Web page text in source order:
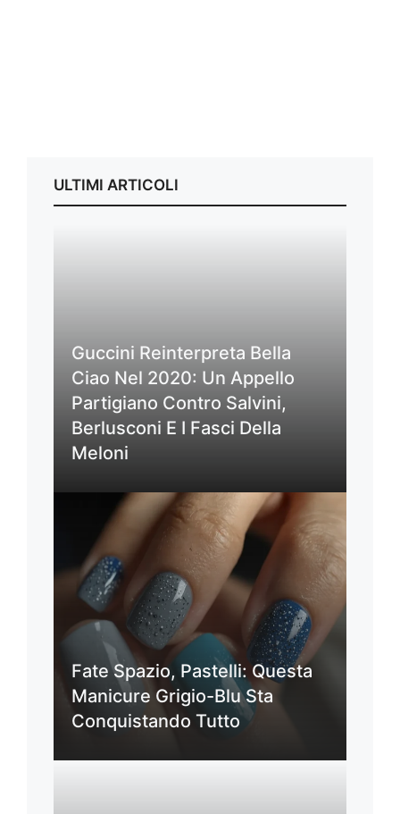
ULTIMI ARTICOLI
Guccini Reinterpreta Bella
Ciao Nel 2020: Un Appello
Partigiano Contro Salvini,
Berlusconi E I Fasci Della
Meloni
Fate Spazio, Pastelli: Questa
Manicure Grigio-Blu Sta
Conquistando Tutto